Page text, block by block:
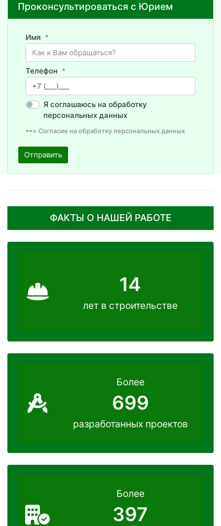
Проконсультироваться с Юрием
Имя
Телефон
Я соглашаюсь на обработку
персональных данных
--> Согласие на обработку персональных данных
Отправить
ФАКТЫ О НАШЕЙ РАБОТЕ
14
лет в строительстве
Более
700
разработанных проектов
Более
404